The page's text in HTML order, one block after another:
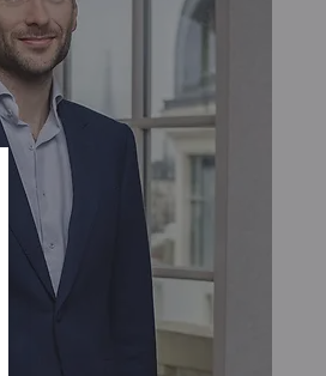
Oficinas
Contacto